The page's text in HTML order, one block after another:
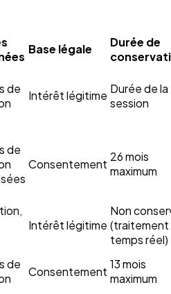
Base légale
Durée de
de
Intérêt légitime Durée de la
session
de
Consentement
26 mois
maximum
Intérêt légitime
Non
(traitement
temps réel)
de
Consentement
13 mois
maximum